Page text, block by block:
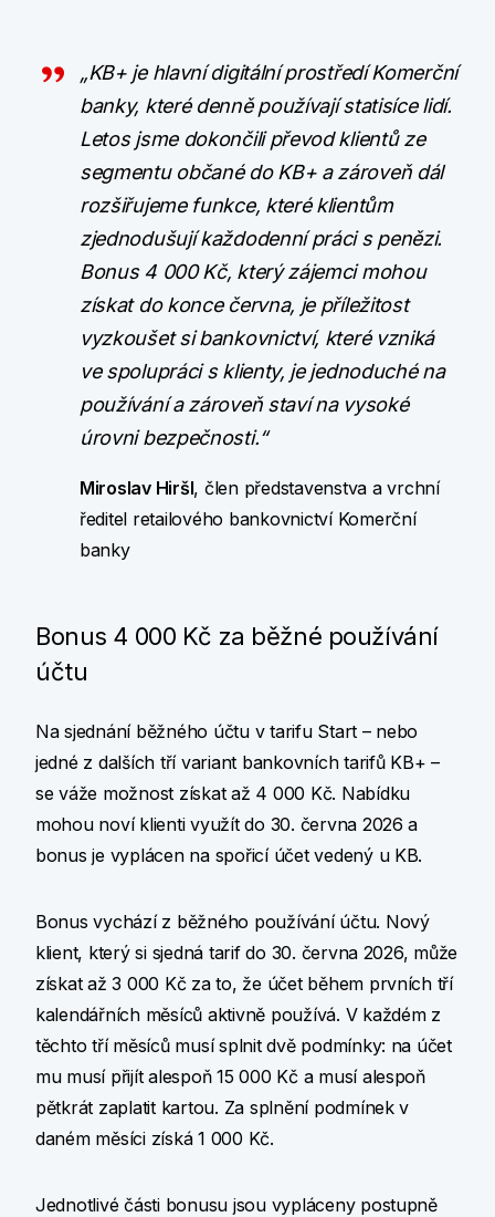
„KB+ je hlavní digitální prostředí Komerční
banky, které denně používají statisíce lidí.
Letos jsme dokončili převod klientů ze
segmentu občané do KB+ a zároveň dál
rozšiřujeme funkce, které klientům
zjednodušují každodenní práci s penězi.
Bonus 4 000 Kč, který zájemci mohou
získat do konce června, je příležitost
vyzkoušet si bankovnictví, které vzniká
ve spolupráci s klienty, je jednoduché na
používání a zároveň staví na vysoké
úrovni bezpečnosti.“
Miroslav Hiršl, člen představenstva a vrchní
ředitel retailového bankovnictví Komerční
banky
Bonus 4 000 Kč za běžné používání
účtu
Na sjednání běžného účtu v tarifu Start – nebo
jedné z dalších tří variant bankovních tarifů KB+ –
se váže možnost získat až 4 000 Kč. Nabídku
mohou noví klienti využít do 30. června 2026 a
bonus je vyplácen na spořicí účet vedený u KB.
Bonus vychází z běžného používání účtu. Nový
klient, který si sjedná tarif do 30. června 2026, může
získat až 3 000 Kč za to, že účet během prvních tří
kalendářních měsíců aktivně používá. V každém z
těchto tří měsíců musí splnit dvě podmínky: na účet
mu musí přijít alespoň 15 000 Kč a musí alespoň
pětkrát zaplatit kartou. Za splnění podmínek v
daném měsíci získá 1 000 Kč.
Jednotlivé části bonusu jsou vypláceny postupně